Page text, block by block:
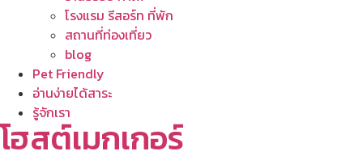
โรงแรม รีสอร์ท ที่พัก
สถานที่ท่องเที่ยว
blog
Pet Friendly
อ่านง่ายได้สาระ
รู้จักเรา
โฮสต์เมกเกอร์